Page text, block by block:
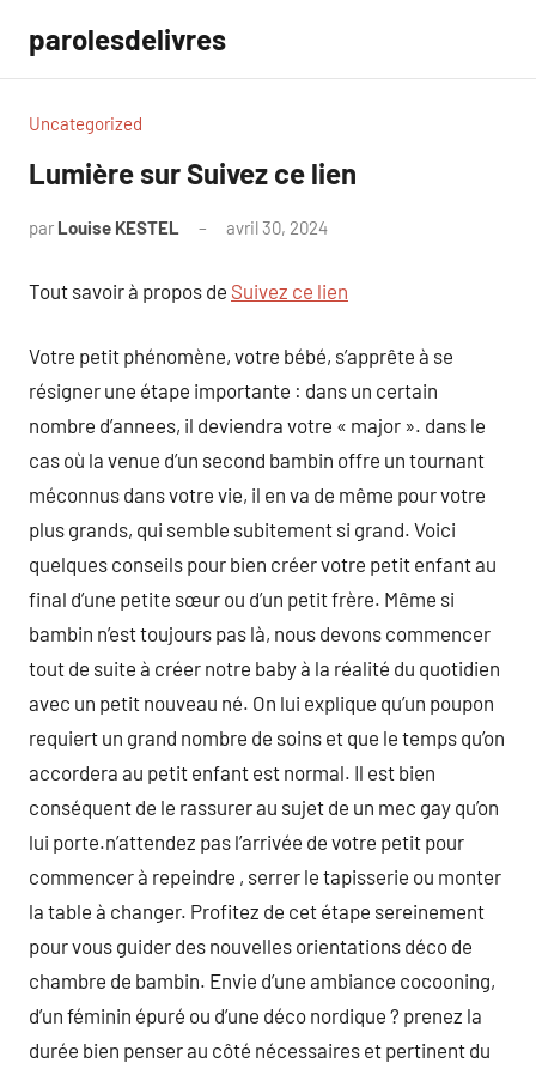
contenu
parolesdelivres
Uncategorized
Lumière sur Suivez ce lien
par Louise KESTEL avril 30, 2024
Tout savoir à propos de Suivez ce lien
Votre petit phénomène, votre bébé, s’apprête à se
résigner une étape importante : dans un certain
nombre d’annees, il deviendra votre « major ». dans le
cas où la venue d’un second bambin offre un tournant
méconnus dans votre vie, il en va de même pour votre
plus grands, qui semble subitement si grand. Voici
quelques conseils pour bien créer votre petit enfant au
final d’une petite sœur ou d’un petit frère. Même si
bambin n’est toujours pas là, nous devons commencer
tout de suite à créer notre baby à la réalité du quotidien
avec un petit nouveau né. On lui explique qu’un poupon
requiert un grand nombre de soins et que le temps qu’on
accordera au petit enfant est normal. Il est bien
conséquent de le rassurer au sujet de un mec gay qu’on
lui porte.n’attendez pas l’arrivée de votre petit pour
commencer à repeindre , serrer le tapisserie ou monter
la table à changer. Profitez de cet étape sereinement
pour vous guider des nouvelles orientations déco de
chambre de bambin. Envie d’une ambiance cocooning,
d’un féminin épuré ou d’une déco nordique ? prenez la
durée bien penser au côté nécessaires et pertinent du